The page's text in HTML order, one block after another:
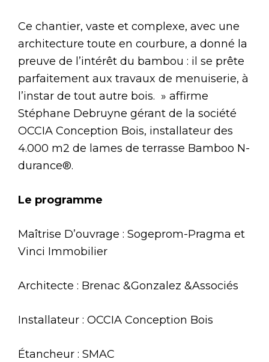
Ce chantier, vaste et complexe, avec une
architecture toute en courbure, a donné la
preuve de l’intérêt du bambou : il se prête
parfaitement aux travaux de menuiserie, à
l’instar de tout autre bois. » affirme
Stéphane Debruyne gérant de la société
OCCIA Conception Bois, installateur des
4.000 m2 de lames de terrasse Bamboo N-
durance®.
Le programme
Maîtrise D’ouvrage : Sogeprom-Pragma et
Vinci Immobilier
Architecte : Brenac &Gonzalez &Associés
Installateur : OCCIA Conception Bois
Étancheur : SMAC